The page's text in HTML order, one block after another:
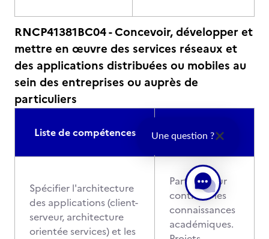
RNCP41381BC04 - Concevoir, développer et
mettre en œuvre des services réseaux et
des applications distribuées ou mobiles au
sein des entreprises ou auprès de
particuliers
Liste de compétences
d'évaluation
Spécifier l'architecture
des applications (client-
serveur, architecture
orientée services) et les
Partiels pour
contrôler les
connaissances
académiques.
Une question ?